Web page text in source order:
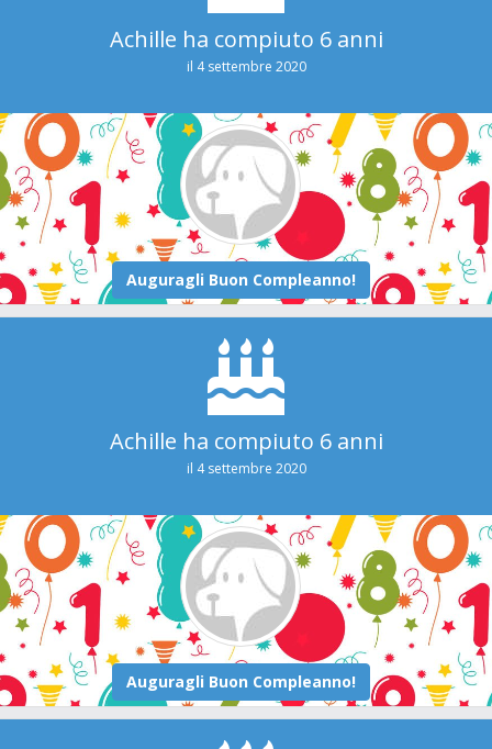
Achille ha compiuto 6 anni
il 4 settembre 2020
Achille ha compiuto 6 anni
il 4 settembre 2020